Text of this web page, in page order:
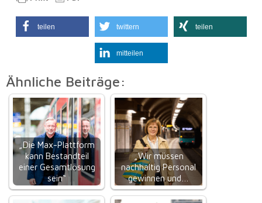
teilen twittern teilen
mitteilen
Ähnliche Beiträge:
„Die Max-Plattform
kann Bestandteil
einer Gesamtlösung
sein“
„Wir müssen
nachhaltig Personal
gewinnen und…